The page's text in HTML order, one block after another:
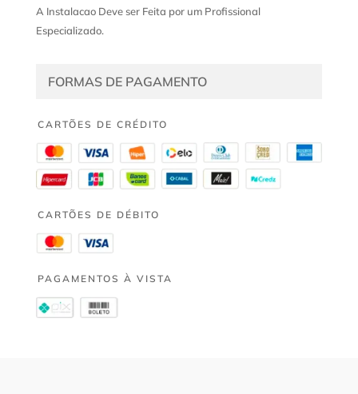
A Instalacao Deve ser Feita por um Profissional
Especializado.
FORMAS DE PAGAMENTO
CARTÕES DE CRÉDITO
CARTÕES DE DÉBITO
PAGAMENTOS À VISTA